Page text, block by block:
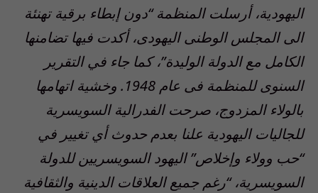
اليهودية، أرسلت المنظمة “دون إبطاء برقية تهنئة
الى المجلس الوطنى اليهودى، أكدت فيها تضامنها
الكامل مع الدولة الوليدة”، كما جاء في التقرير
السنوى للمنظمة فى عام 1948. وخشية اتهامها
بالولاء المزدوج، صرحت الفدرالية السويسرية
للجاليات اليهودية علنا بعدم حدوث أي تغيير في
“حب وولاء وإخلاص” اليهود السويسريين للدولة
السويسرية، “رغم جميع العلاقات الدينية والثقافية